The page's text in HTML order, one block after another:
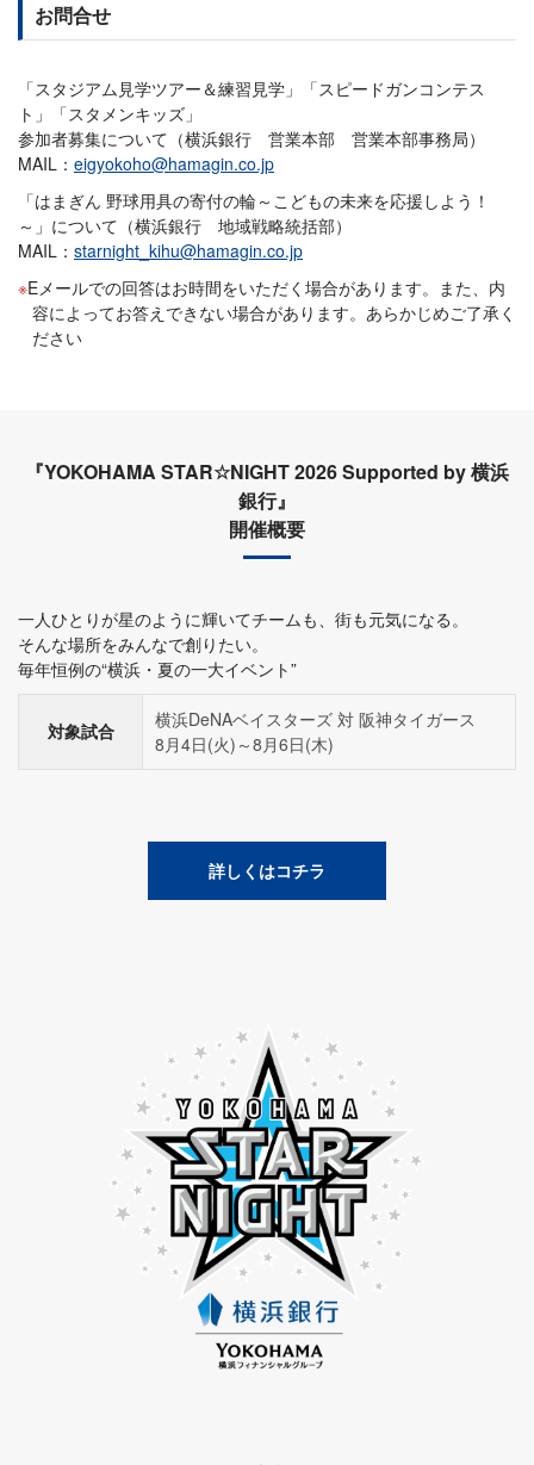
お問合せ
「スタジアム見学ツアー＆練習見学」「スピードガンコンテス
ト」「スタメンキッズ」
参加者募集について（横浜銀行 営業本部 営業本部事務局）
MAIL： eigyokoho@hamagin.co.jp
「はまぎん 野球用具の寄付の輪～こどもの未来を応援しよう！
～」について（横浜銀行 地域戦略統括部）
MAIL： starnight_kihu@hamagin.co.jp
Eメールでの回答はお時間をいただく場合があります。また、内
容によってお答えできない場合があります。あらかじめご了承く
ださい
『YOKOHAMA STAR☆NIGHT 2026 Supported by 横浜
銀行』
開催概要
一人ひとりが星のように輝いてチームも、街も元気になる。
そんな場所をみんなで創りたい。
毎年恒例の“横浜・夏の一大イベント”
対象試合
横浜DeNAベイスターズ 対 阪神タイガース
8月4日(火)～8月6日(木)
詳しくはコチラ